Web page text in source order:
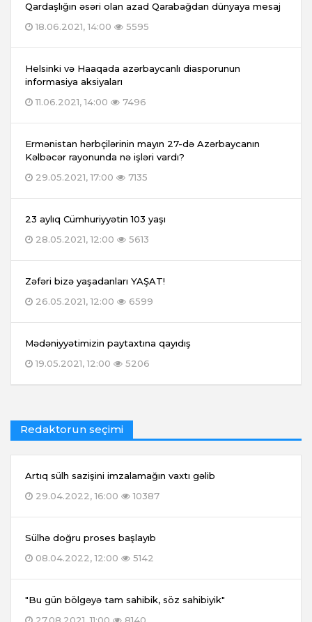
Qardaşlığın əsəri olan azad Qarabağdan dünyaya mesaj
18.06.2021, 14:00
5595
Helsinki və Haaqada azərbaycanlı diasporunun
informasiya aksiyaları
11.06.2021, 14:00
7496
Ermənistan hərbçilərinin mayın 27-də Azərbaycanın
Kəlbəcər rayonunda nə işləri vardı?
29.05.2021, 17:00
7135
23 aylıq Cümhuriyyətin 103 yaşı
28.05.2021, 12:00
5613
Zəfəri bizə yaşadanları YAŞAT!
26.05.2021, 12:00
6599
Mədəniyyətimizin paytaxtına qayıdış
19.05.2021, 12:00
5206
Redaktorun seçimi
Artıq sülh sazişini imzalamağın vaxtı gəlib
29.04.2022, 16:00
10387
Sülhə doğru proses başlayıb
08.04.2022, 12:00
5142
"Bu gün bölgəyə tam sahibik, söz sahibiyik"